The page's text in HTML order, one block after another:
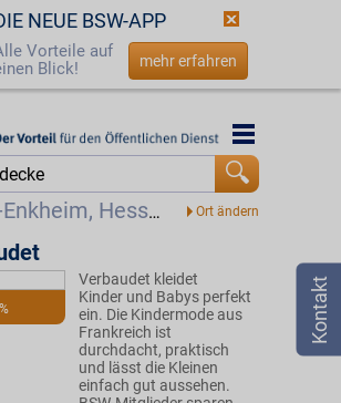
NEUE BSW-APP
Vorteile auf
Blick!
mehr erfahren
25 82
Bergen-Enkheim, Hessen
Verbaudet kleidet
Kinder und Babys perfekt
ein. Die Kindermode aus
Frankreich ist
durchdacht, praktisch
und lässt die Kleinen
einfach gut aussehen.